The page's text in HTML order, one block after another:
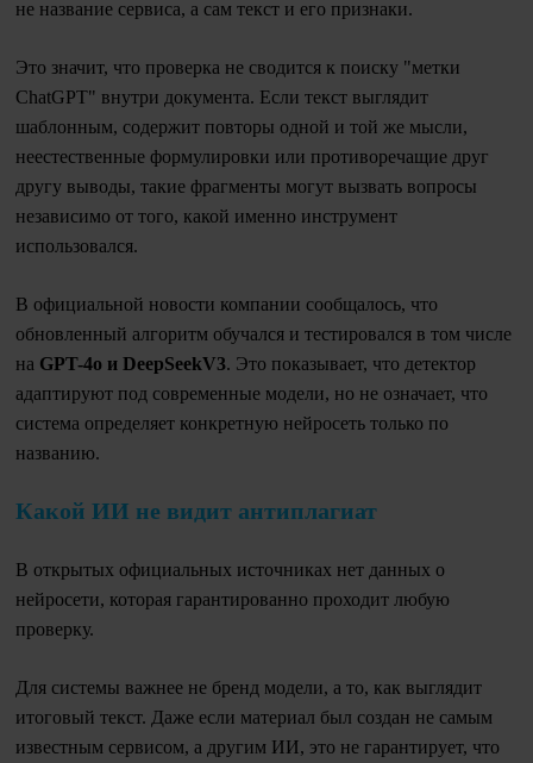
не название сервиса, а сам текст и его признаки.
Это значит, что проверка не сводится к поиску "метки
ChatGPT" внутри документа. Если текст выглядит
шаблонным, содержит повторы одной и той же мысли,
неестественные формулировки или противоречащие друг
другу выводы, такие фрагменты могут вызвать вопросы
независимо от того, какой именно инструмент
использовался.
В официальной новости компании сообщалось, что
обновленный алгоритм обучался и тестировался в том числе
на GPT-4o и DeepSeekV3. Это показывает, что детектор
адаптируют под современные модели, но не означает, что
система определяет конкретную нейросеть только по
названию.
Какой ИИ не видит антиплагиат
В открытых официальных источниках нет данных о
нейросети, которая гарантированно проходит любую
проверку.
Для системы важнее не бренд модели, а то, как выглядит
итоговый текст. Даже если материал был создан не самым
известным сервисом, а другим ИИ, это не гарантирует, что